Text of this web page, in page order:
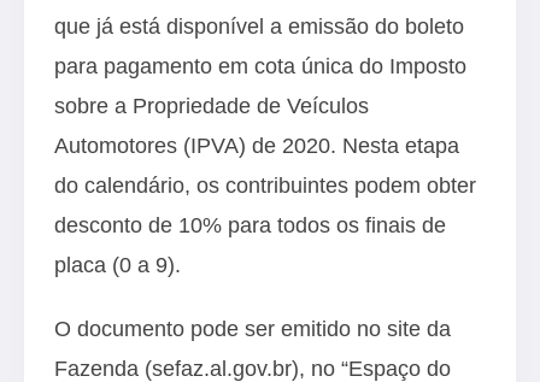
que já está disponível a emissão do boleto
para pagamento em cota única do Imposto
sobre a Propriedade de Veículos
Automotores (IPVA) de 2020. Nesta etapa
do calendário, os contribuintes podem obter
desconto de 10% para todos os finais de
placa (0 a 9).
O documento pode ser emitido no site da
Fazenda (sefaz.al.gov.br), no “Espaço do